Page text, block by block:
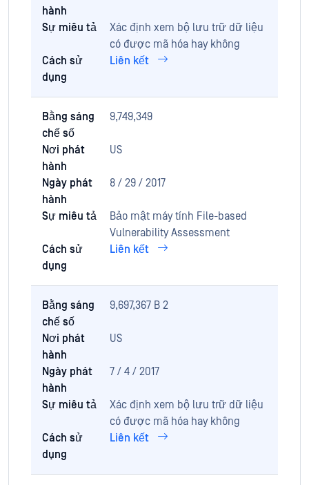
hành
Sự miêu tả
Xác định xem bộ lưu trữ dữ liệu
có được mã hóa hay không
Cách sử
dụng
Liên kết
Bằng sáng
chế số
9,749,349
Nơi phát
hành
US
Ngày phát
hành
8 / 29 / 2017
Sự miêu tả
Bảo mật máy tính File-based
Vulnerability Assessment
Cách sử
dụng
Liên kết
Bằng sáng
chế số
9,697,367 B 2
Nơi phát
hành
US
Ngày phát
hành
7 / 4 / 2017
Sự miêu tả
Xác định xem bộ lưu trữ dữ liệu
có được mã hóa hay không
Cách sử
dụng
Liên kết